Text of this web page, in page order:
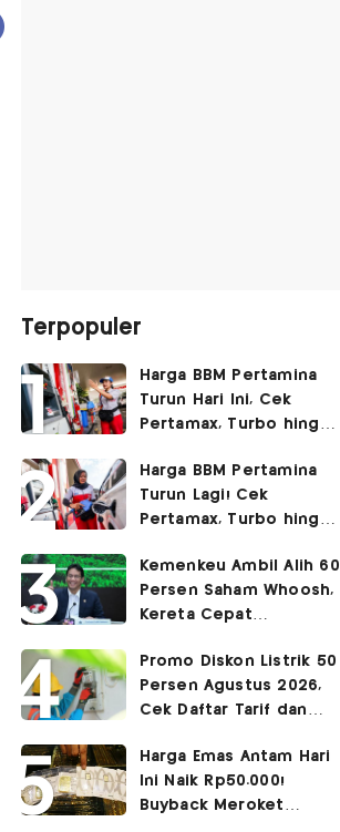
Terpopuler
Harga BBM Pertamina
Turun Hari Ini, Cek
Pertamax, Turbo hingga
2026
Harga BBM Pertamina
Turun Lagi! Cek
Pertamax, Turbo hingga
Agustus 2026
Kemenkeu Ambil Alih 60
Persen Saham Whoosh,
Kereta Cepat
Surabaya
Promo Diskon Listrik 50
Persen Agustus 2026,
Cek Daftar Tarif dan
Harga Emas Antam Hari
Ini Naik Rp50.000!
Buyback Meroket